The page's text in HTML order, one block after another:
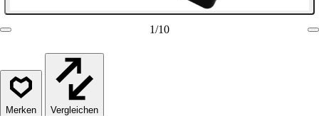
1/10
Vergleichen